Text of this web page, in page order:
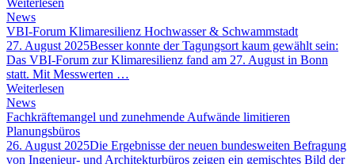
Weiterlesen
News
VBI-Forum Klimaresilienz Hochwasser & Schwammstadt
27. August 2025Besser konnte der Tagungsort kaum gewählt sein:
Das VBI-Forum zur Klimaresilienz fand am 27. August in Bonn
statt. Mit Messwerten …
Weiterlesen
News
Fachkräftemangel und zunehmende Aufwände limitieren
Planungsbüros
26. August 2025Die Ergebnisse der neuen bundesweiten Befragung
von Ingenieur- und Architekturbüros zeigen ein gemischtes Bild der